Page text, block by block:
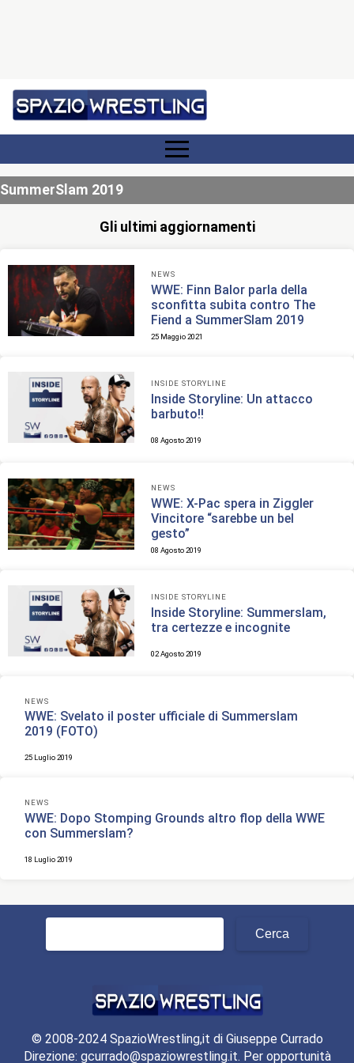
SummerSlam 2019
Gli ultimi aggiornamenti
NEWS
WWE: Finn Balor parla della
sconfitta subita contro The
Fiend a SummerSlam 2019
25 Maggio 2021
INSIDE STORYLINE
Inside Storyline: Un attacco
barbuto!!
08 Agosto 2019
NEWS
WWE: X-Pac spera in Ziggler
Vincitore “sarebbe un bel
gesto”
08 Agosto 2019
INSIDE STORYLINE
Inside Storyline: Summerslam,
tra certezze e incognite
02 Agosto 2019
NEWS
WWE: Svelato il poster ufficiale di Summerslam
2019 (FOTO)
25 Luglio 2019
NEWS
WWE: Dopo Stomping Grounds altro flop della WWE
con Summerslam?
18 Luglio 2019
© 2008-2024 SpazioWrestling,it di Giuseppe Currado
Direzione: gcurrado@spaziowrestling.it. Per opportunità